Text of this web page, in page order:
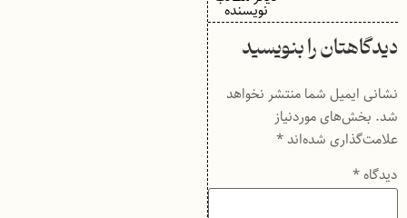
نویسنده
دیدگاهتان را بنویسید
نشانی ایمیل شما منتشر نخواهد
شد. بخش‌های موردنیاز
علامت‌گذاری شده‌اند*
دیدگاه*